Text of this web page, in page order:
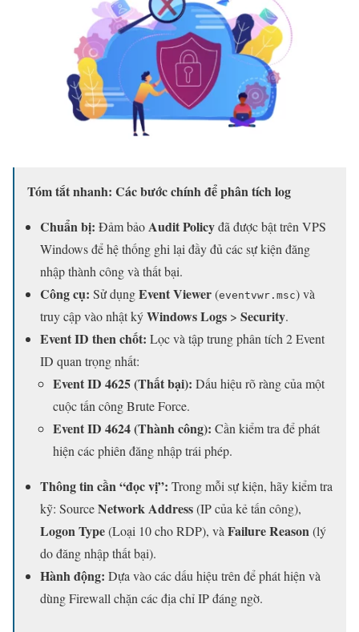
Tóm tắt nhanh: Các bước chính để phân tích log
Chuẩn bị: Đảm bảoAudit Policyđã được bật trên VPS
Windows để hệ thống ghi lại đầy đủ các sự kiện đăng
nhập thành công và thất bại.
Công cụ: Sử dụngEvent Viewer(eventvwr.msc) và
truy cập vào nhật kýWindows Logs > Security.
Event ID then chốt: Lọc và tập trung phân tích 2 Event
ID quan trọng nhất:
Event ID 4625 (Thất bại): Dấu hiệu rõ ràng của một
cuộc tấn công Brute Force.
Event ID 4624 (Thành công): Cần kiểm tra để phát
hiện các phiên đăng nhập trái phép.
Thông tin cần “đọc vị”: Trong mỗi sự kiện, hãy kiểm tra
kỹ: SourceNetwork Address(IP của kẻ tấn công),
Logon Type(Loại 10 cho RDP), và Failure Reason(lý
do đăng nhập thất bại).
Hành động: Dựa vào các dấu hiệu trên để phát hiện và
dùng Firewall chặn các địa chỉ IP đáng ngờ.